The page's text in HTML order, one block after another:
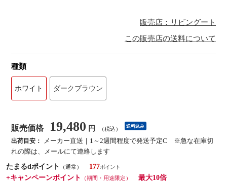
販売店：リビングート
この販売店の送料について
種類
ホワイト ダークブラウン
販売価格 19,480 円 （税込） 送料込み
出荷目安：
メーカー直送｜1～2週間程度で発送予定C ※急な在庫切
れの際は、メールにて連絡します
たまるdポイント
（通常）
177
+キャンペーンポイント
（期間・用途限定）
最大10倍